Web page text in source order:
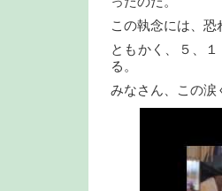
この執念には、恐
ともかく、５、
る。
みなさん、この涙